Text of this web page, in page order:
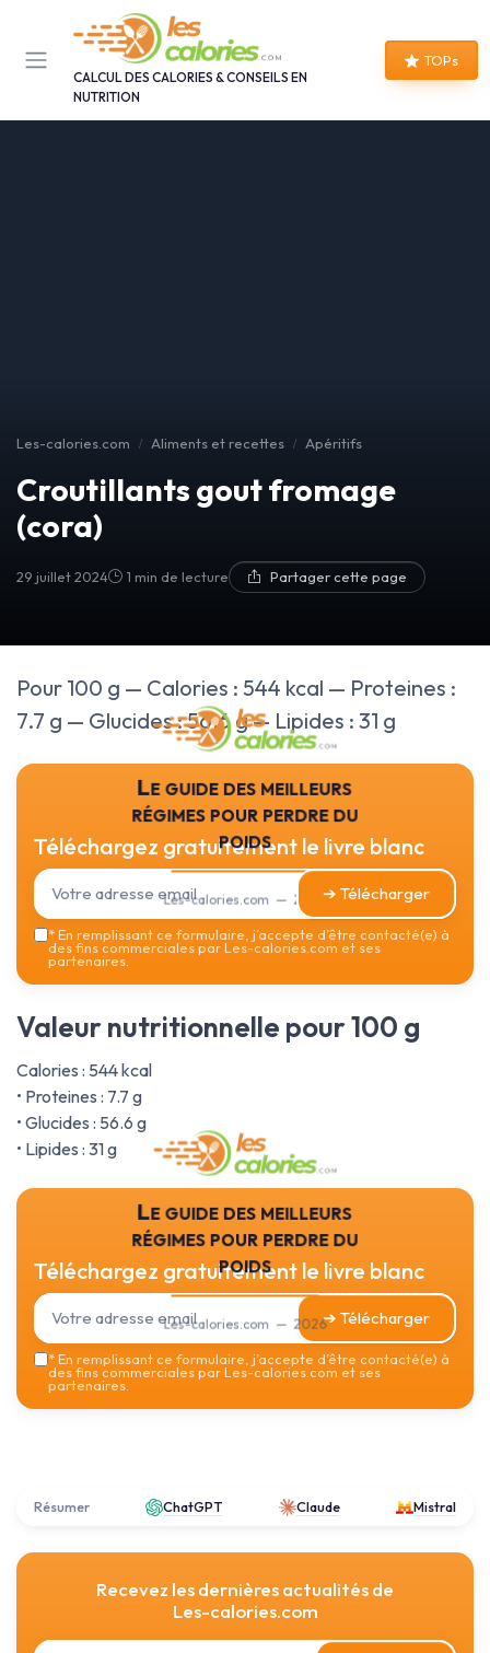
CALCUL DES CALORIES & CONSEILS EN
NUTRITION
TOPs
Les-calories.com Aliments et recettes Apéritifs
Croutillants gout fromage
(cora)
29 juillet 2024 1 min de lecture Partager cette page
Pour 100 g — Calories : 544 kcal — Proteines :
7.7 g — Glucides : 56.6 g — Lipides : 31 g
Le guide des meilleurs
régimes pour perdre du
poids
Les-calories.com — 2026
Téléchargez gratuitement le livre blanc
➔ Télécharger
*En remplissant ce formulaire, j’accepte d’être contacté(e) à
des fins commerciales par Les-calories.com et ses
partenaires.
Valeur nutritionnelle pour 100 g
Calories : 544 kcal
• Proteines : 7.7 g
• Glucides : 56.6 g
• Lipides : 31 g
Le guide des meilleurs
régimes pour perdre du
poids
Les-calories.com — 2026
Téléchargez gratuitement le livre blanc
➔ Télécharger
*En remplissant ce formulaire, j’accepte d’être contacté(e) à
des fins commerciales par Les-calories.com et ses
partenaires.
Résumer ChatGPT Claude Mistral
Recevez les dernières actualités de
Les-calories.com
Panneau de gestion des cookies